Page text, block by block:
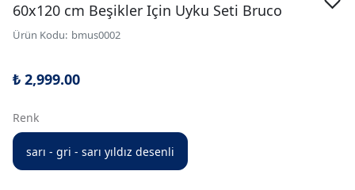
60x120 cm Beşikler Için Uyku Seti Bruco
Ürün Kodu: bmus0002
₺ 2,999.00
Renk
sarı - gri - sarı yıldız desenli